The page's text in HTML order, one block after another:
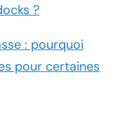
?
: pourquoi
pour certaines